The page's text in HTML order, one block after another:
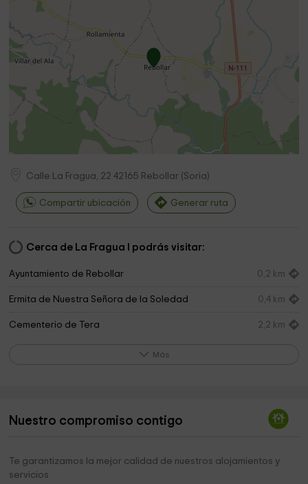
Calle La Fragua, 22 42165 Rebollar (Soria)
Compartir ubicación Generar ruta
Cerca de La Fragua I podrás visitar:
Ayuntamiento de Rebollar 0,2 km
Ermita de Nuestra Señora de la Soledad 0,4 km
Cementerio de Tera 2,2 km
Iglesia Parrioquial de Nuestra Señora del Carmen
Cementerio 4,1 km
Ermita de San Martín
Más
Nuestro compromiso contigo
Te garantizamos la mejor calidad de nuestros alojamientos y
servicios